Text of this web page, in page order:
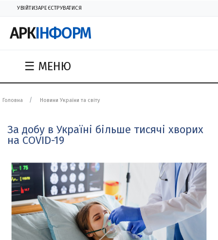
УВІЙТИЗАРЕЄСТРУВАТИСЯ
АРКІНФОРМ
☰ МЕНЮ
Головна Новини України та світу
За добу в Україні більше тисячі хворих
на COVID-19